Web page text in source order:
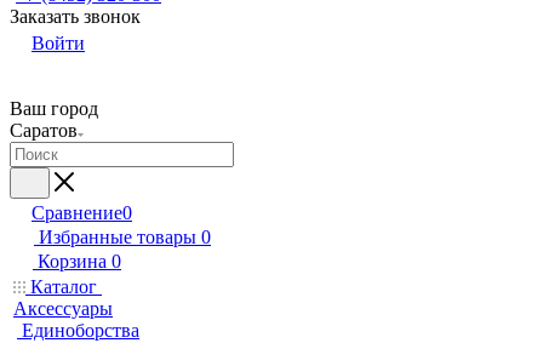
Заказать звонок
Войти
Ваш город
Саратов
Сравнение0
Избранные товары 0
Корзина 0
Каталог
Аксессуары
Единоборства